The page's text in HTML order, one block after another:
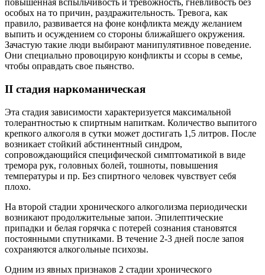
повышенная вспыльчивость и тревожность, гневливость без
особых на то причин, раздражительность. Тревога, как
правило, развивается на фоне конфликта между желанием
выпить и осуждением со стороны ближайшего окружения.
Зачастую такие люди выбирают манипулятивное поведение.
Они специально провоцирую конфликты и ссоры в семье,
чтобы оправдать свое пьянство.
II стадия наркоманическая
Эта стадия зависимости характеризуется максимальной
толерантностью к спиртным напиткам. Количество выпитого
крепкого алкоголя в сутки может достигать 1,5 литров. После
возникает стойкий абстинентный синдром,
сопровождающийся специфической симптоматикой в виде
тремора рук, головных болей, тошноты, повышения
температуры и пр. Без спиртного человек чувствует себя
плохо.
На второй стадии хронического алкоголизма периодически
возникают продолжительные запои. Эпилептические
припадки и белая горячка с потерей сознания становятся
постоянными спутниками. В течение 2-3 дней после запоя
сохраняются алкогольные психозы.
Одним из явных признаков 2 стадии хронического